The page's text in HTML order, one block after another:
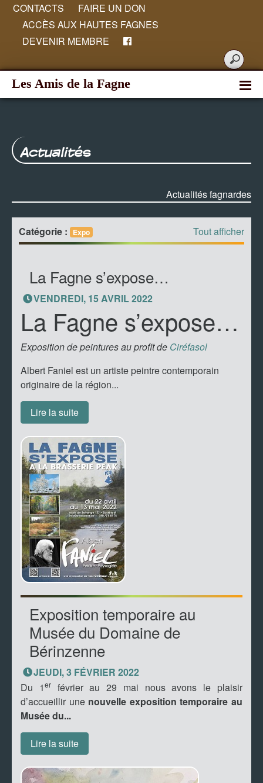
CONTACTS
FAIRE UN DON
ACCÈS AUX HAUTES FAGNES
DEVENIR MEMBRE
Les Amis de la Fagne
Actualités
Actualités fagnardes
Catégorie : Expo Tout afficher
La Fagne s’expose…
VENDREDI, 15 AVRIL 2022
La Fagne s’expose…
Exposition de peintures au profit de Ciréfasol
Albert Faniel est un artiste peintre contemporain
originaire de la région...
Lire la suite
Exposition temporaire au
Musée du Domaine de
Bérinzenne
JEUDI, 3 FÉVRIER 2022
Du 1erfévrier au 29 mai nous avons le plaisir
d’accueillir une nouvelle exposition temporaire au
Musée du...
Lire la suite